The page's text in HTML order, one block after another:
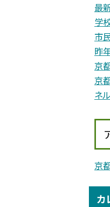
最
学
市
昨
京
京
ネル
京
カ